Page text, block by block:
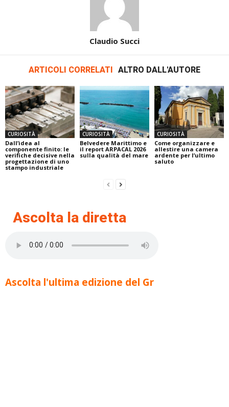
Claudio Succi
ARTICOLI CORRELATI ALTRO DALL'AUTORE
CURIOSITÀ
Dall’idea al
componente finito: le
verifiche decisive nella
progettazione di uno
stampo industriale
CURIOSITÀ
Belvedere Marittimo e
il report ARPACAL 2026
sulla qualità del mare
CURIOSITÀ
Come organizzare e
allestire una camera
ardente per l’ultimo
saluto
Ascolta la diretta
Ascolta l'ultima edizione del Gr